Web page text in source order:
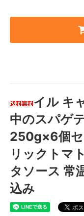
イル キ
中のスパゲ
250g×6個セ
リックトマ
タソース 常
込み